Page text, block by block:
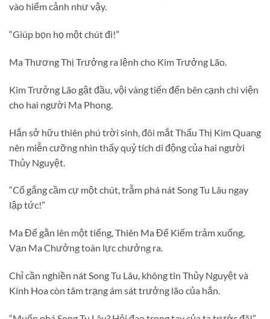
vào hiểm cảnh như vậy.
“Giúp bọn họ một chút đi!”
Ma Thương Thị Trưởng ra lệnh cho Kim Trưởng Lão.
Kim Trưởng Lão gật đầu, vội vàng tiến đến bên cạnh chi viện
cho hai người Ma Phong.
Hắn sở hữu thiên phú trời sinh, đôi mắt Thấu Thị Kim Quang
nên miễn cưỡng nhìn thấy quỷ tích di động của hai người
Thủy Nguyệt.
“Cố gắng cầm cự một chút, trẫm phá nát Song Tu Lâu ngay
lập tức!”
Ma Đế gằn lên một tiếng, Thiên Ma Đế Kiếm trảm xuống,
Vạn Ma Chưởng toàn lực chưởng ra.
Chỉ cần nghiền nát Song Tu Lâu, không tin Thủy Nguyệt và
Kính Hoa còn tâm trạng ám sát trưởng lão của hắn.